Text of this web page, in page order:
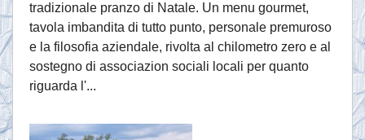
tradizionale pranzo di Natale. Un menu gourmet,
tavola imbandita di tutto punto, personale premuroso
e la filosofia aziendale, rivolta al chilometro zero e al
sostegno di associazion sociali locali per quanto
riguarda l'...